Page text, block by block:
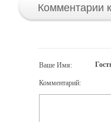
Комментарии
Ваше Имя:
Комментарий: